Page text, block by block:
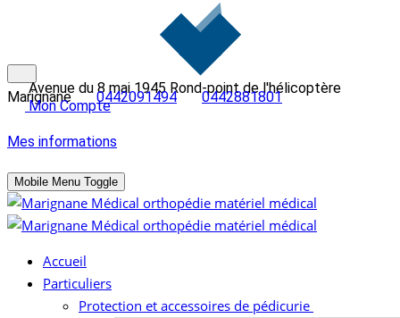
Avenue du 8 mai 1945 Rond-point de l'hélicoptère
Marignane 0442091494 0442881801
Mon Compte
Mes informations
Mobile Menu Toggle
Accueil
Particuliers
Protection et accessoires de pédicurie